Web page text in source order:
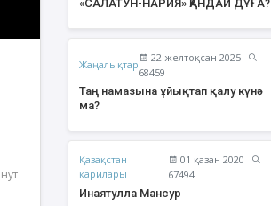
«САЛАТУН-НАРИЯ» ҚАНДАЙ ДҰҒА?
Жаңалықтар
22 желтоқсан 2025
68459
Таң намазына ұйықтап қалу күнә
ма?
Қазақстан
қарилары
01 қазан 2020
67494
Инаятулла Мансур